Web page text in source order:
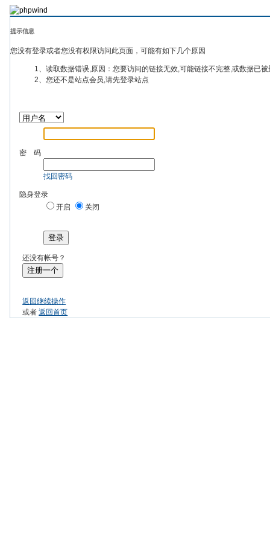
提示信息
您没有登录或者您没有权限访问此页面，可能有如下几个原因
1、读取数据错误,原因：您要访问的链接无效,可能链接不完整,或数据已
2、您还不是站点会员,请先登录站点
密 码
找回密码
隐身登录
开启
关闭
登录
还没有帐号？
注册一个
返回继续操作
或者返回首页